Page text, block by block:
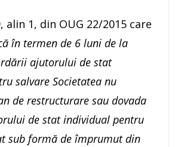
1, din OUG 22/2015 care
în termen de 6 luni de la
ajutorului de stat
salvare Societatea nu
de restructurare sau dovada
de stat individual pentru
sub formă de împrumut din